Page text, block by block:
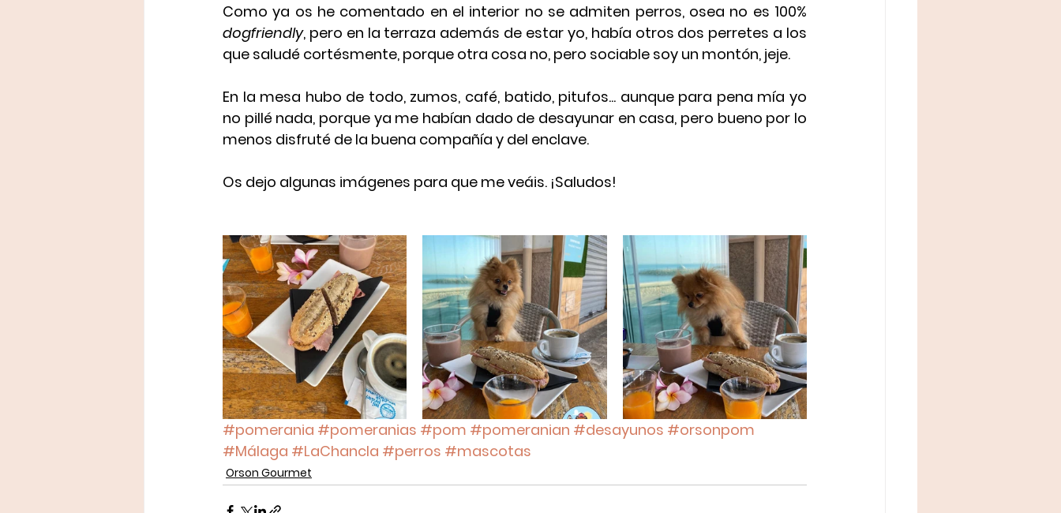
Como ya os he comentado en el interior no se admiten
dogfriendly, pero en la terraza además de estar yo, había otros dos perretes a los
que saludé cortésmente, porque otra cosa no, pero sociable soy un montón, jeje.
En la mesa hubo de todo, zumos, café, batido, pitufos... aunque para pena mía yo
no pillé nada, porque ya me habían dado de desayunar en casa, pero bueno por lo
menos disfruté de la buena compañía y del enclave.
Os dejo algunas imágenes para que me veáis. ¡Saludos!
#pomerania #pomeranias #pom #pomeranian #desayunos #orsonpom
#Málaga #LaChancla #perros #mascotas
Orson Gourmet